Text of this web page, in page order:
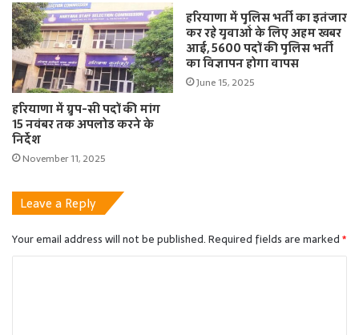
हरियाणा में ग्रुप-सी पदों की मांग
15 नवंबर तक अपलोड करने के
निर्देश
November 11, 2025
हरियाणा में पुलिस भर्ती का इतंजार
कर रहे युवाओं के लिए अहम खबर
आई, 5600 पदों की पुलिस भर्ती
का विज्ञापन होगा वापस
June 15, 2025
Leave a Reply
Your email address will not be published.Required fields are marked*